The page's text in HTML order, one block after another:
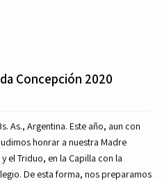
Concepción 2020
As., Argentina. Este año, aun con
honrar a nuestra Madre
el Triduo, en la Capilla con la
De esta forma, nos preparamos